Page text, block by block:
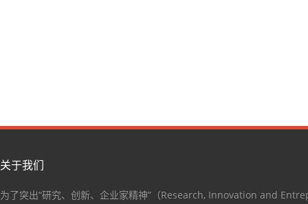
关于我们
为了突出“研究、创新、企业家精神”（Research, Innovation and